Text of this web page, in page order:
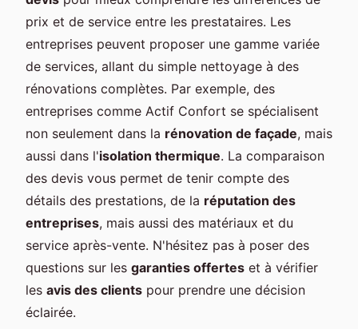
prix et de service entre les prestataires. Les
entreprises peuvent proposer une gamme variée
de services, allant du simple nettoyage à des
rénovations complètes. Par exemple, des
entreprises comme Actif Confort se spécialisent
non seulement dans la rénovation de façade, mais
aussi dans l'isolation thermique. La comparaison
des devis vous permet de tenir compte des
détails des prestations, de la réputation des
entreprises, mais aussi des matériaux et du
service après-vente. N'hésitez pas à poser des
questions sur les garanties offertes et à vérifier
les avis des clients pour prendre une décision
éclairée.